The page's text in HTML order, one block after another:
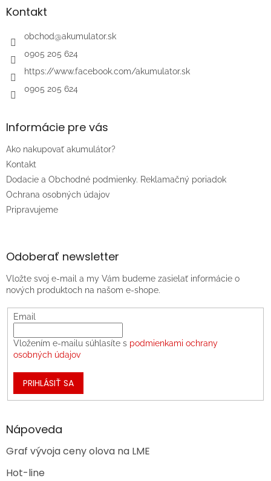
äKontakt
obchod@akumulator.sk
0905 205 624
https://www.facebook.com/akumulator.sk
0905 205 624
Informácie pre vás
Ako nakupovať akumulátor?
Kontakt
Dodacie a Obchodné podmienky. Reklamačný poriadok
Ochrana osobných údajov
Pripravujeme
Odoberať newsletter
Vložte svoj e-mail a my Vám budeme zasielať informácie o
nových produktoch na našom e-shope.
Email
Vložením e-mailu súhlasíte s podmienkami ochrany
osobných údajov
PRIHLÁSIŤ SA
Nápoveda
Graf vývoja ceny olova na LME
Hot-line